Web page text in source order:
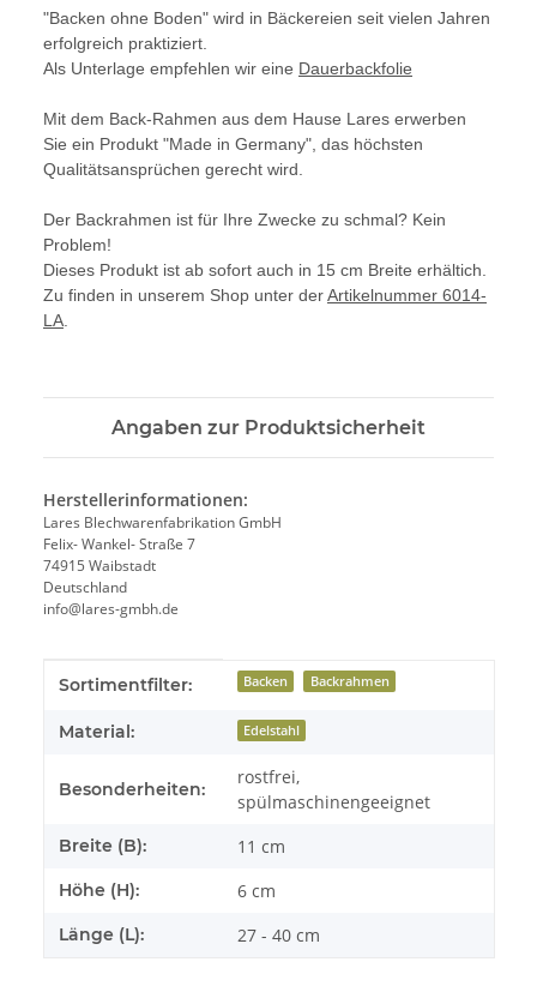
"Backen ohne Boden" wird in Bäckereien seit vielen Jahren
erfolgreich praktiziert.
Als Unterlage empfehlen wir eine Dauerbackfolie
Mit dem Back-Rahmen aus dem Hause Lares erwerben
Sie ein Produkt "Made in Germany", das höchsten
Qualitätsansprüchen gerecht wird.
Der Backrahmen ist für Ihre Zwecke zu schmal? Kein
Problem!
Dieses Produkt ist ab sofort auch in 15 cm Breite erhältich.
Zu finden in unserem Shop unter derArtikelnummer 6014-
LA.
Angaben zur Produktsicherheit
Herstellerinformationen:
Lares Blechwarenfabrikation GmbH
Felix- Wankel- Straße 7
74915 Waibstadt
Deutschland
info@lares-gmbh.de
Produkteigenschaft
Wert
Sortimentfilter: Backen Backrahmen
Material: Edelstahl
Besonderheiten:
rostfrei,
spülmaschinengeeignet
Breite (B): 11 cm
Höhe (H): 6 cm
Länge (L): 27 - 40 cm